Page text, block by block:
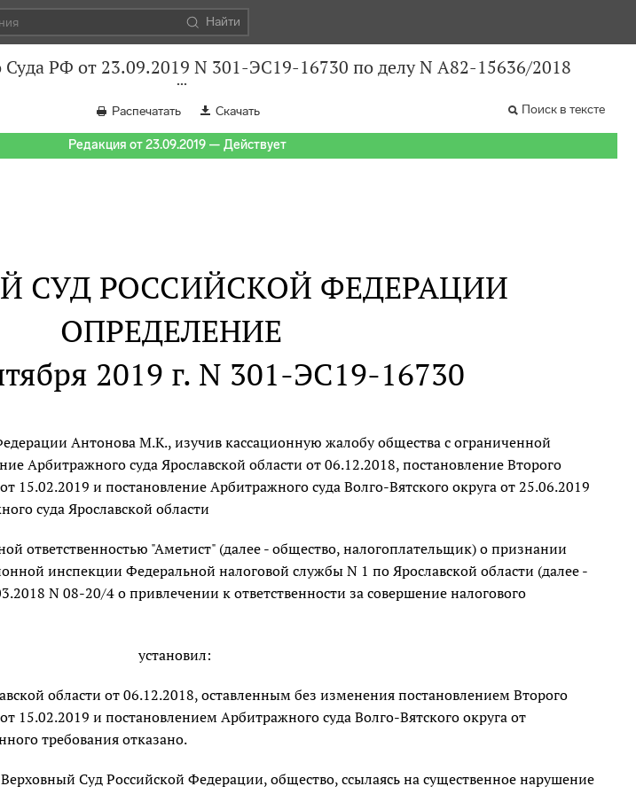
Найти
Суда РФ от 23.09.2019 N 301-ЭС19-16730 по делу N А82-15636/2018
Распечатать Скачать Поиск в тексте
Редакция от 23.09.2019 — Действует
СУД РОССИЙСКОЙ ФЕДЕРАЦИИ
ОПРЕДЕЛЕНИЕ
2019 г. N 301-ЭС19-16730
Антонова М.К., изучив кассационную жалобу общества с ограниченной
Арбитражного суда Ярославской области от 06.12.2018, постановление Второго
15.02.2019 и постановление Арбитражного суда Волго-Вятского округа от 25.06.2019
суда Ярославской области
ответственностью "Аметист" (далее - общество, налогоплательщик) о признании
инспекции Федеральной налоговой службы N 1 по Ярославской области (далее -
N 08-20/4 о привлечении к ответственности за совершение налогового
установил:
области от 06.12.2018, оставленным без изменения постановлением Второго
15.02.2019 и постановлением Арбитражного суда Волго-Вятского округа от
требования отказано.
Суд Российской Федерации, общество, ссылаясь на существенное нарушение